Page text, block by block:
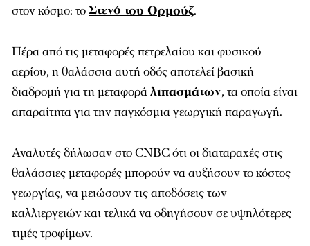
στον κόσμο: τοΣτενό του Ορμούζ.
Πέρα από τις μεταφορές πετρελαίου και φυσικού
αερίου, η θαλάσσια αυτή οδός αποτελεί βασική
διαδρομή για τη μεταφοράλιπασμάτων, τα οποία είναι
απαραίτητα για την παγκόσμια γεωργική παραγωγή.
Αναλυτές δήλωσαν στο CNBC ότι οι διαταραχές στις
θαλάσσιες μεταφορές μπορούν να αυξήσουν το κόστος
γεωργίας, να μειώσουν τις αποδόσεις των
καλλιεργειών και τελικά να οδηγήσουν σε υψηλότερες
τιμές τροφίμων.